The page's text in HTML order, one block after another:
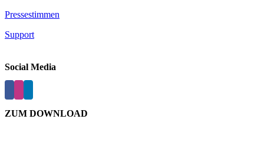
Pressestimmen
Support
Social Media
ZUM DOWNLOAD